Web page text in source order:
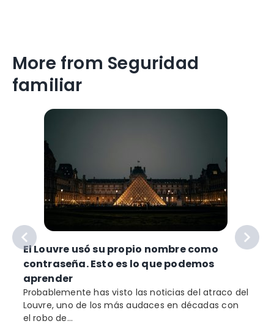
More from Seguridad
familiar
El Louvre usó su propio nombre como
contraseña. Esto es lo que podemos
aprender
Probablemente has visto las noticias del atraco del
Louvre, uno de los más audaces en décadas con
el robo de...